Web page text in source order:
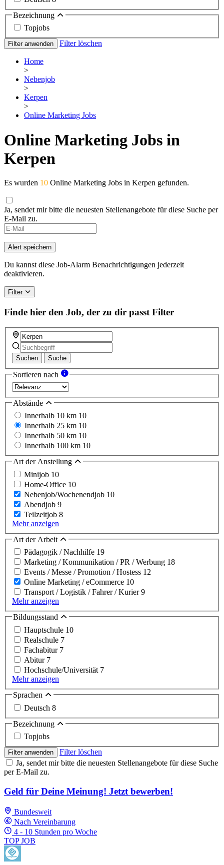
Bezeichnung
Topjobs
Filter anwenden Filter löschen
Home
>
Nebenjob
>
Kerpen
>
Online Marketing Jobs
Online Marketing Jobs in
Kerpen
Es wurden 10 Online Marketing Jobs in Kerpen gefunden.
Ja, sendet mir bitte die neuesten Stellenangebote für diese Suche per
E-Mail zu.
Alert speichern
Du kannst diese Job-Alarm Benachrichtigungen jederzeit
deaktivieren.
Filter
Finde hier den Job, der zu dir passt Filter
Suchen Suche
Sortieren nach
Abstände
Innerhalb 10 km 10
Innerhalb 25 km 10
Innerhalb 50 km 10
Innerhalb 100 km 10
Art der Anstellung
Minijob 10
Home-Office 10
Nebenjob/Wochenendjob 10
Abendjob 9
Teilzeitjob 8
Mehr anzeigen
Art der Arbeit
Pädagogik / Nachhilfe 19
Marketing / Kommunikation / PR / Werbung 18
Events / Messe / Promotion / Hostess 12
Online Marketing / eCommerce 10
Transport / Logistik / Fahrer / Kurier9
Mehr anzeigen
Bildungsstand
Hauptschule 10
Realschule 7
Fachabitur 7
Abitur 7
Hochschule/Universität 7
Mehr anzeigen
Sprachen
Deutsch 8
Bezeichnung
Topjobs
Filter anwenden
Filter löschen
Ja, sendet mir bitte die neuesten Stellenangebote für diese Suche
per E-Mail zu.
Geld für Deine Meinung! Jetzt bewerben!
Bundesweit
Nach Vereinbarung
4 - 10 Stunden pro Woche
TOP JOB